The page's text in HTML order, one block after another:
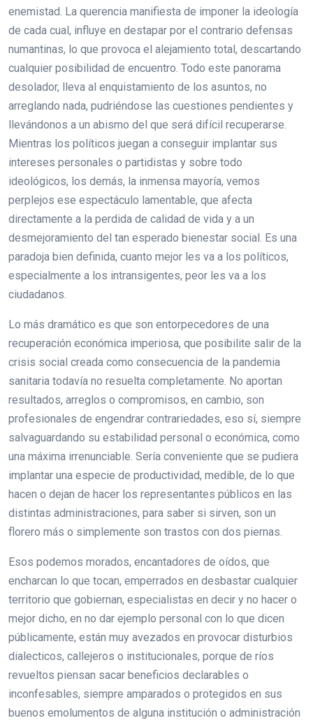
enemistad. La querencia manifiesta de imponer la ideología
de cada cual, influye en destapar por el contrario defensas
numantinas, lo que provoca el alejamiento total, descartando
cualquier posibilidad de encuentro. Todo este panorama
desolador, lleva al enquistamiento de los asuntos, no
arreglando nada, pudriéndose las cuestiones pendientes y
llevándonos a un abismo del que será difícil recuperarse.
Mientras los políticos juegan a conseguir implantar sus
intereses personales o partidistas y sobre todo
ideológicos, los demás, la inmensa mayoría, vemos
perplejos ese espectáculo lamentable, que afecta
directamente a la perdida de calidad de vida y a un
desmejoramiento del tan esperado bienestar social. Es una
paradoja bien definida, cuanto mejor les va a los políticos,
especialmente a los intransigentes, peor les va a los
ciudadanos.
Lo más dramático es que son entorpecedores de una
recuperación económica imperiosa, que posibilite salir de la
crisis social creada como consecuencia de la pandemia
sanitaria todavía no resuelta completamente. No aportan
resultados, arreglos o compromisos, en cambio, son
profesionales de engendrar contrariedades, eso sí, siempre
salvaguardando su estabilidad personal o económica, como
una máxima irrenunciable. Sería conveniente que se pudiera
implantar una especie de productividad, medible, de lo que
hacen o dejan de hacer los representantes públicos en las
distintas administraciones, para saber si sirven, son un
florero más o simplemente son trastos con dos piernas.
Esos podemos morados, encantadores de oídos, que
encharcan lo que tocan, emperrados en desbastar cualquier
territorio que gobiernan, especialistas en decir y no hacer o
mejor dicho, en no dar ejemplo personal con lo que dicen
públicamente, están muy avezados en provocar disturbios
dialecticos, callejeros o institucionales, porque de ríos
revueltos piensan sacar beneficios declarables o
inconfesables, siempre amparados o protegidos en sus
buenos emolumentos de alguna institución o administración